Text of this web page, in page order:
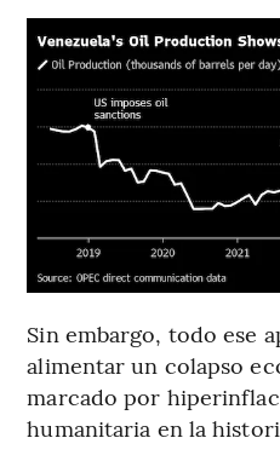
Sin embargo, todo ese
alimentar un colapso
marcado por
humanitaria en la